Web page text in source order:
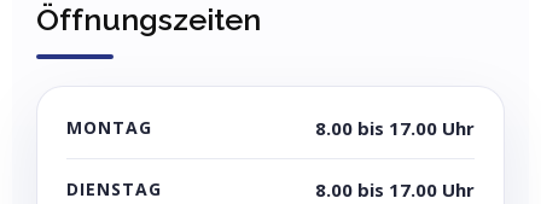
Öffnungszeiten
MONTAG 8.00 bis 17.00 Uhr
DIENSTAG 8.00 bis 17.00 Uhr